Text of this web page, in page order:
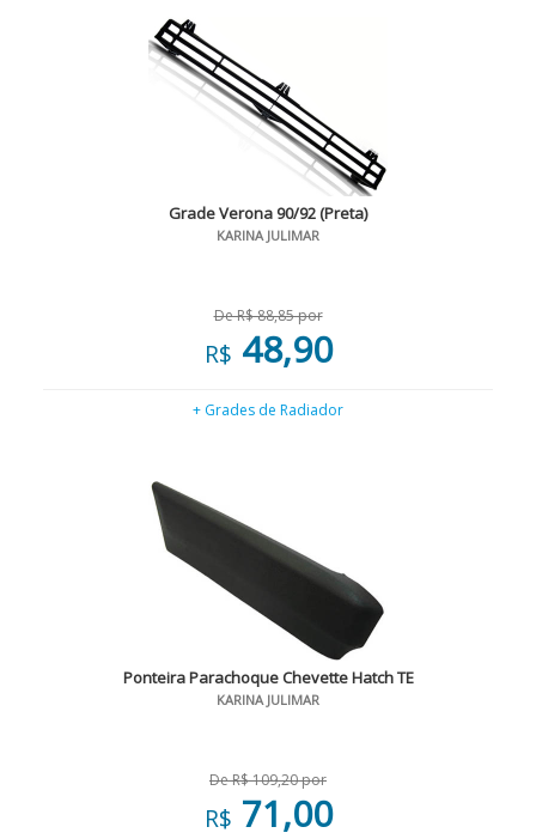
Grade Verona 90/92 (Preta)
KARINA JULIMAR
De R$ 88,85 por
R$ 48,90
+ Grades de Radiador
Ponteira Parachoque Chevette Hatch TE
KARINA JULIMAR
De R$ 109,20 por
R$ 71,00